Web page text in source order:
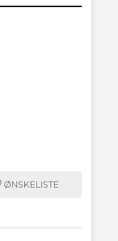
ØNSKELISTE